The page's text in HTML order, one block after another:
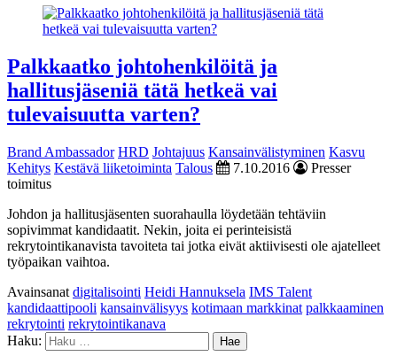
Palkkaatko johtohenkilöitä ja
hallitusjäseniä tätä hetkeä vai
tulevaisuutta varten?
Brand Ambassador HRD Johtajuus Kansainvälistyminen Kasvu
Kehitys Kestävä liiketoiminta Talous 7.10.2016
Presser
toimitus
Johdon ja hallitusjäsenten suorahaulla löydetään tehtäviin
sopivimmat kandidaatit. Nekin, joita ei perinteisistä
rekrytointikanavista tavoiteta tai jotka eivät aktiivisesti ole ajatelleet
työpaikan vaihtoa.
Avainsanat digitalisointi Heidi Hannuksela IMS Talent
kandidaattipooli kansainvälisyys kotimaan markkinat palkkaaminen
rekrytointi rekrytointikanava
Haku: